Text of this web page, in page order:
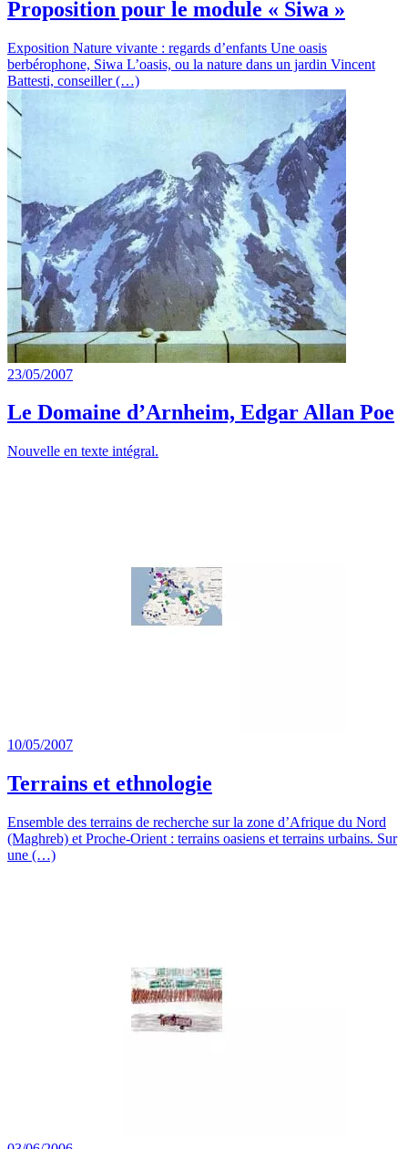
Proposition pour le module « Siwa »
Exposition Nature vivante : regards d’enfants Une oasis
berbérophone, Siwa L’oasis, ou la nature dans un jardin Vincent
Battesti, conseiller (…)
23/05/2007
Le Domaine d’Arnheim, Edgar Allan Poe
Nouvelle en texte intégral.
10/05/2007
Terrains et ethnologie
Ensemble des terrains de recherche sur la zone d’Afrique du Nord
(Maghreb) et Proche-Orient : terrains oasiens et terrains urbains. Sur
une (…)